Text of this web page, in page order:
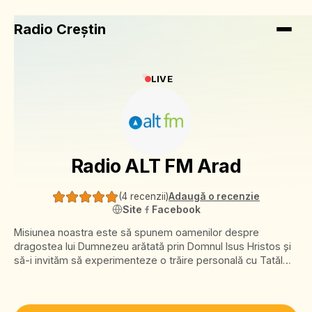
Radio Creștin
LIVE
Radio ALT FM Arad
(4 recenzii)Adaugă o recenzie
Site
Facebook
Misiunea noastra este să spunem oamenilor despre
dragostea lui Dumnezeu arătată prin Domnul Isus Hristos și
să-i invităm să experimenteze o trăire personală cu Tatăl
biserică... Le întelegem pe toate. De aceea, ne străduim să